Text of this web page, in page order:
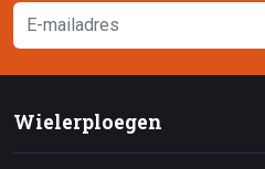
Wielerploegen